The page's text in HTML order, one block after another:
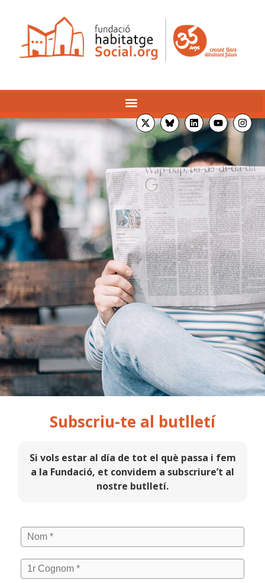
Subscriu-te al butlletí
Si vols estar al día de tot el què passa i fem
a la Fundació, et convidem a subscriure’t al
nostre butlletí.